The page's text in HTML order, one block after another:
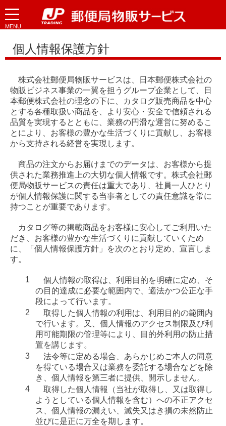
MENU
個人情報保護方針
株式会社郵便局物販サービスは、日本郵便株式会社の
物販ビジネス事業の一翼を担うグループ企業として、日
本郵便株式会社の理念の下に、カタログ販売商品を中心
とする各種取扱い商品を、より安心・安全で信頼される
品質を実現するとともに、業務の円滑な運営に努めるこ
とにより、お客様の豊かな生活づくりに貢献し、お客様
から支持される経営を実現します。
商品の注文からお届けまでのデータは、お客様から提
供された業務推進上の大切な個人情報です。株式会社郵
便局物販サービスの責任は重大であり、社員一人ひとり
が個人情報保護に関する当事者としての責任意識を常に
持つことが重要であります。
カタログ等の掲載商品をお客様に安心してご利用いた
だき、お客様の豊かな生活づくりに貢献していくため
に、「個人情報保護方針」を次のとおり定め、宣言しま
す。
個人情報の取得は、利用目的を明確に定め、そ
の目的達成に必要な範囲内で、適法かつ公正な手
段によって行います。
取得した個人情報の利用は、利用目的の範囲内
で行います。又、個人情報のアクセス制限及び利
用可能期限の管理等により、目的外利用の防止措
置を講じます。
法令等に定める場合、あらかじめご本人の同意
を得ている場合又は業務を委託する場合などを除
き、個人情報を第三者に提供、開示しません。
取得した個人情報（当社が取得し、又は取得し
ようとしている個人情報を含む）への不正アクセ
ス、個人情報の漏えい、滅失又はき損の未然防止
並びに是正に万全を期します。